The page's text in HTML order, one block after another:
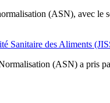
(ASN), avec le
Sanitaire des Aliments
(ASN) a pris